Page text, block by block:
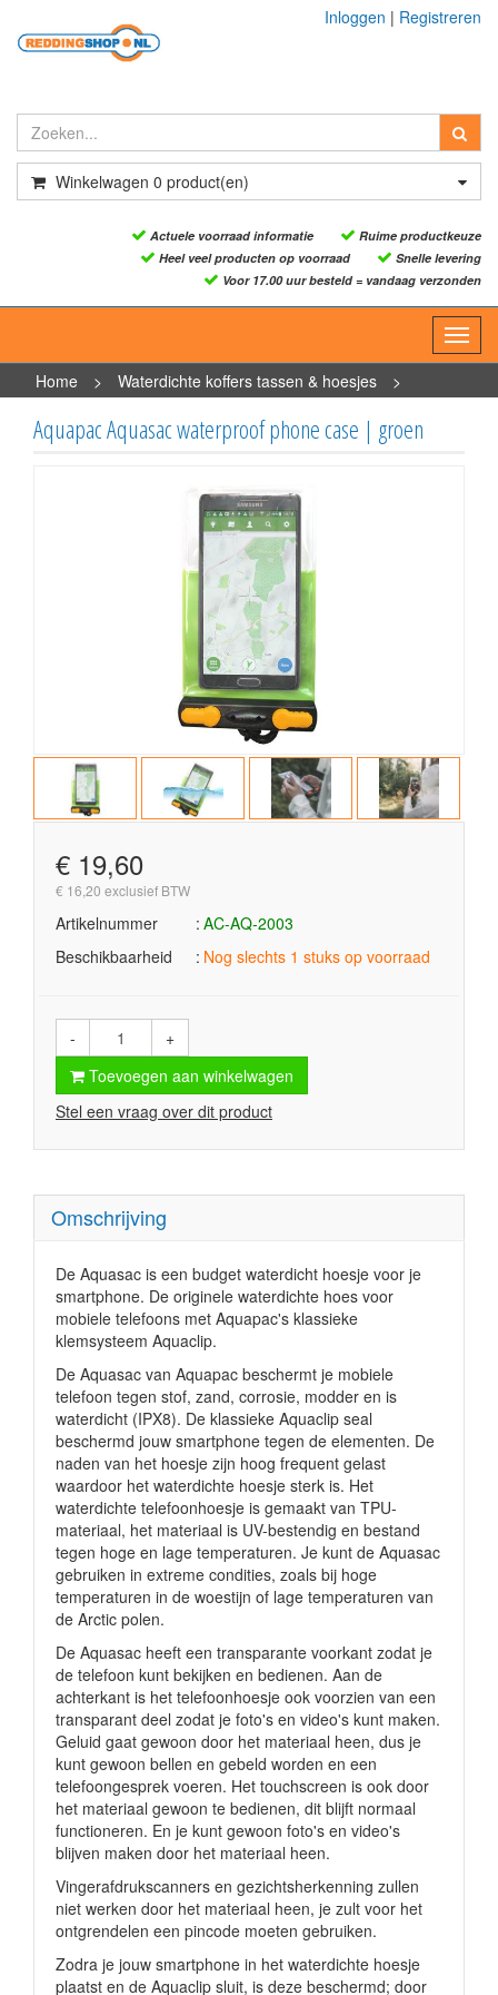
Inloggen | Registreren
Winkelwagen 0 product(en)
Actuele voorraad informatie
Ruime productkeuze
Heel veel producten op voorraad
Snelle levering
Voor 17.00 uur besteld = vandaag verzonden
Home
> Waterdichte koffers tassen & hoesjes
>
Waterdichte hoesjes > Aquapac Aquasac waterproof phone
case | groen
Aquapac Aquasac waterproof phone case | groen
€ 19,60
€ 16,20 exclusief BTW
Artikelnummer
AC-AQ-2003
Beschikbaarheid
Nog slechts 1 stuks op voorraad
-
+
Toevoegen aan winkelwagen
Stel een vraag over dit product
Omschrijving
De Aquasac is een budget waterdicht hoesje voor je
smartphone. De originele waterdichte hoes voor
mobiele telefoons met Aquapac's klassieke
klemsysteem Aquaclip.
De Aquasac van Aquapac beschermt je mobiele
telefoon tegen stof, zand, corrosie, modder en is
waterdicht (IPX8). De klassieke Aquaclip seal
beschermd jouw smartphone tegen de elementen. De
naden van het hoesje zijn hoog frequent gelast
waardoor het waterdichte hoesje sterk is. Het
waterdichte telefoonhoesje is gemaakt van TPU-
materiaal, het materiaal is UV-bestendig en bestand
tegen hoge en lage temperaturen. Je kunt de Aquasac
gebruiken in extreme condities, zoals bij hoge
temperaturen in de woestijn of lage temperaturen van
de Arctic polen.
De Aquasac heeft een transparante voorkant zodat je
de telefoon kunt bekijken en bedienen. Aan de
achterkant is het telefoonhoesje ook voorzien van een
transparant deel zodat je foto's en video's kunt maken.
Geluid gaat gewoon door het materiaal heen, dus je
kunt gewoon bellen en gebeld worden en een
telefoongesprek voeren. Het touchscreen is ook door
het materiaal gewoon te bedienen, dit blijft normaal
functioneren. En je kunt gewoon foto's en video's
blijven maken door het materiaal heen.
Vingerafdrukscanners en gezichtsherkenning zullen
niet werken door het materiaal heen, je zult voor het
ontgrendelen een pincode moeten gebruiken.
Zodra je jouw smartphone in het waterdichte hoesje
plaatst en de Aquaclip sluit, is deze beschermd; door